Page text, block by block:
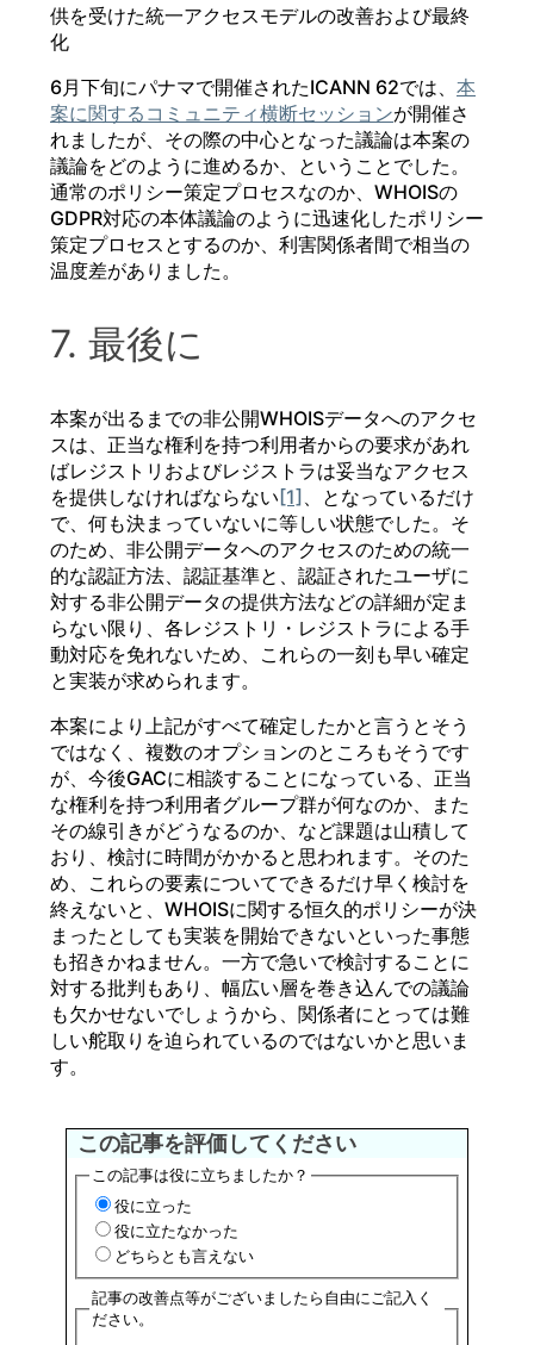
供を受けた統一アクセスモデルの改善および最終
化
6月下旬にパナマで開催されたICANN 62では、 本
案に関するコミュニティ横断セッションが開催さ
れましたが、その際の中心となった議論は本案の
議論をどのように進めるか、ということでした。
通常のポリシー策定プロセスなのか、WHOISの
GDPR対応の本体議論のように迅速化したポリシー
策定プロセスとするのか、利害関係者間で相当の
温度差がありました。
7. 最後に
本案が出るまでの非公開WHOISデータへのアクセ
スは、正当な権利を持つ利用者からの要求があれ
ばレジストリおよびレジストラは妥当なアクセス
を提供しなければならない[1] 、となっているだけ
で、何も決まっていないに等しい状態でした。そ
のため、非公開データへのアクセスのための統一
的な認証方法、認証基準と、認証されたユーザに
対する非公開データの提供方法などの詳細が定ま
らない限り、各レジストリ・レジストラによる手
動対応を免れないため、これらの一刻も早い確定
と実装が求められます。
本案により上記がすべて確定したかと言うとそう
ではなく、複数のオプションのところもそうです
が、今後GACに相談することになっている、正当
な権利を持つ利用者グループ群が何なのか、また
その線引きがどうなるのか、など課題は山積して
おり、検討に時間がかかると思われます。そのた
め、これらの要素についてできるだけ早く検討を
終えないと、WHOISに関する恒久的ポリシーが決
まったとしても実装を開始できないといった事態
も招きかねません。一方で急いで検討することに
対する批判もあり、幅広い層を巻き込んでの議論
も欠かせないでしょうから、関係者にとっては難
しい舵取りを迫られているのではないかと思いま
す。
この記事を評価してください
この記事は役に立ちましたか？
役に立った
役に立たなかった
どちらとも言えない
記事の改善点等がございましたら自由にご記入く
ださい。